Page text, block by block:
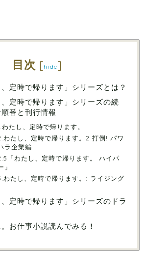
目次 [hide]
、定時で帰ります」シリーズとは？
、定時で帰ります」シリーズの続
番と刊行情報
わたし、定時で帰ります。
わたし、定時で帰ります。2 打倒! パワ
ラ企業編
「わたし、定時で帰ります。 ハイパ
」
わたし、定時で帰ります。: ライジング
、定時で帰ります」シリーズのドラ
お仕事小説読んでみる！